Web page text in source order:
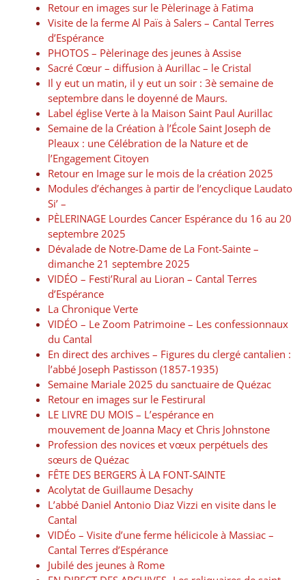
Retour en images sur le Pèlerinage à Fatima
Visite de la ferme Al Païs à Salers – Cantal Terres
d’Espérance
PHOTOS – Pèlerinage des jeunes à Assise
Sacré Cœur – diffusion à Aurillac – le Cristal
Il y eut un matin, il y eut un soir : 3è semaine de
septembre dans le doyenné de Maurs.
Label église Verte à la Maison Saint Paul Aurillac
Semaine de la Création à l’École Saint Joseph de
Pleaux : une Célébration de la Nature et de
l’Engagement Citoyen
Retour en Image sur le mois de la création 2025
Modules d’échanges à partir de l’encyclique Laudato
Si’ –
PÈLERINAGE Lourdes Cancer Espérance du 16 au 20
septembre 2025
Dévalade de Notre-Dame de La Font-Sainte –
dimanche 21 septembre 2025
VIDÉO – Festi’Rural au Lioran – Cantal Terres
d’Espérance
La Chronique Verte
VIDÉO – Le Zoom Patrimoine – Les confessionnaux
du Cantal
En direct des archives – Figures du clergé cantalien :
l’abbé Joseph Pastisson (1857-1935)
Semaine Mariale 2025 du sanctuaire de Quézac
Retour en images sur le Festirural
LE LIVRE DU MOIS – L’espérance en
mouvement de Joanna Macy et Chris Johnstone
Profession des novices et vœux perpétuels des
sœurs de Quézac
FÊTE DES BERGERS À LA FONT-SAINTE
Acolytat de Guillaume Desachy
L’abbé Daniel Antonio Diaz Vizzi en visite dans le
Cantal
VIDÉo – Visite d’une ferme hélicicole à Massiac –
Cantal Terres d’Espérance
Jubilé des jeunes à Rome